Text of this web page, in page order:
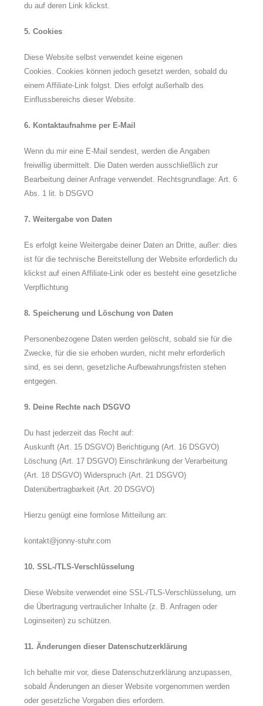
du auf deren Link klickst.
5. Cookies
Diese Website selbst verwendet keine eigenen
Cookies.Cookies können jedoch gesetzt werden, sobald du
einem Affiliate-Link folgst. Dies erfolgt außerhalb des
Einflussbereichs dieser Website.
6. Kontaktaufnahme per E-Mail
Wenn du mir eine E-Mail sendest, werden die Angaben
freiwillig übermittelt. Die Daten werden ausschließlich zur
Bearbeitung deiner Anfrage verwendet. Rechtsgrundlage: Art. 6
Abs. 1 lit. b DSGVO
7. Weitergabe von Daten
Es erfolgt keine Weitergabe deiner Daten an Dritte, außer:dies
ist für die technische Bereitstellung der Website erforderlich du
klickst auf einen Affiliate-Link oder es besteht eine gesetzliche
Verpflichtung
8. Speicherung und Löschung von Daten
Personenbezogene Daten werden gelöscht, sobald sie für die
Zwecke, für die sie erhoben wurden, nicht mehr erforderlich
sind, es sei denn, gesetzliche Aufbewahrungsfristen stehen
entgegen.
9. Deine Rechte nach DSGVO
Du hast jederzeit das Recht auf:
Auskunft (Art. 15 DSGVO) Berichtigung (Art. 16 DSGVO)
Löschung (Art. 17 DSGVO) Einschränkung der Verarbeitung
(Art. 18 DSGVO) Widerspruch (Art. 21 DSGVO)
Datenübertragbarkeit (Art. 20 DSGVO)
Hierzu genügt eine formlose Mitteilung an:
kontakt@jonny-stuhr.com
10. SSL-/TLS-Verschlüsselung
Diese Website verwendet eine SSL-/TLS-Verschlüsselung, um
die Übertragung vertraulicher Inhalte (z. B. Anfragen oder
Loginseiten) zu schützen.
11. Änderungen dieser Datenschutzerklärung
Ich behalte mir vor, diese Datenschutzerklärung anzupassen,
sobald Änderungen an dieser Website vorgenommen werden
oder gesetzliche Vorgaben dies erfordern.